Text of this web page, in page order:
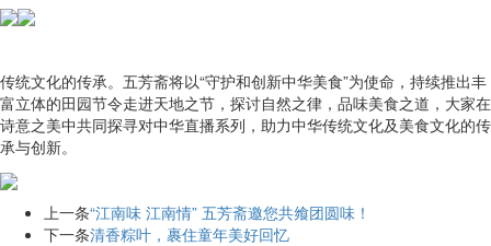
传统文化的传承。五芳斋将以“守护和创新中华美食”为使命，持续推出丰
富立体的田园节令走进天地之节，探讨自然之律，品味美食之道，大家在
诗意之美中共同探寻对中华直播系列，助力中华传统文化及美食文化的传
承与创新。
上一条“江南味 江南情” 五芳斋邀您共飨团圆味！
下一条清香粽叶，裹住童年美好回忆